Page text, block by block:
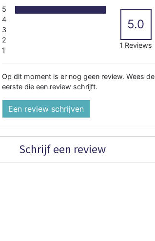
5
4
3
2
1
5.0
1 Reviews
Op dit moment is er nog geen review. Wees de
eerste die een review schrijft.
Een review schrijven
Schrijf een review